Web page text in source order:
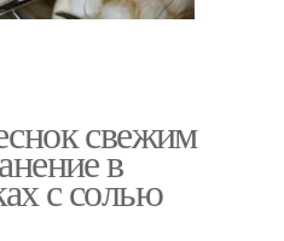
свежим
в
с солью